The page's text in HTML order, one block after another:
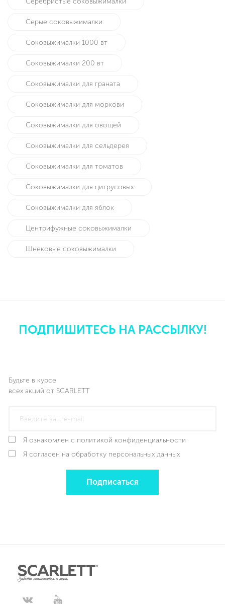
Серые соковыжималки
Соковыжималки 1000 вт
Соковыжималки 200 вт
Соковыжималки для граната
Соковыжималки для моркови
Соковыжималки для овощей
Соковыжималки для сельдерея
Соковыжималки для томатов
Соковыжималки для цитрусовых
Соковыжималки для яблок
Центрифужные соковыжималки
Шнековые соковыжималки
ПОДПИШИТЕСЬ НА РАССЫЛКУ!
Будьте в курсе
всех акций от SCARLETT
Я ознакомлен с политикой конфиденциальности
Я согласен на обработку персональных данных
Подписаться